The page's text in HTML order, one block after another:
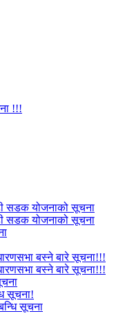
!!!
सडक योजनाको सूचना
सडक योजनाको सूचना
बस्ने बारे सूचना!!!
बस्ने बारे सूचना!!!
सूचना!
सूचना